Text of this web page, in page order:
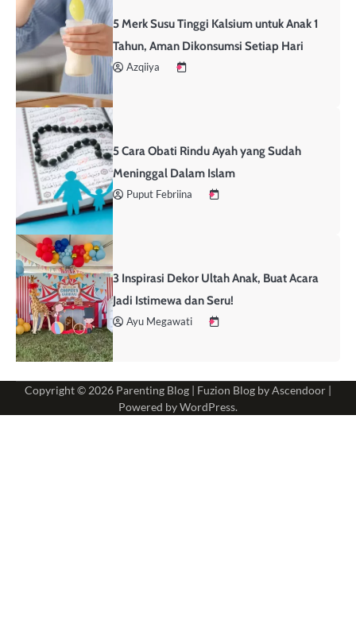
5 Merk Susu Tinggi Kalsium untuk Anak 1
Tahun, Aman Dikonsumsi Setiap Hari
Azqiiya
5 Cara Obati Rindu Ayah yang Sudah
Meninggal Dalam Islam
Puput Febriina
3 Inspirasi Dekor Ultah Anak, Buat Acara
Jadi Istimewa dan Seru!
Ayu Megawati
Copyright © 2026 Parenting Blog | Fuzion Blog byAscendoor |
Powered byWordPress.